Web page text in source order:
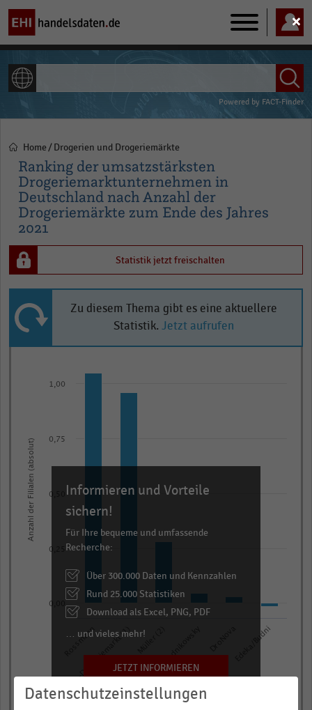
Main
navigation
Powered by FACT-Finder
Pfadnavigation
Home Drogerien und Drogeriemärkte
Ranking der umsatzstärksten
Drogeriemarktunternehmen in
Deutschland nach Anzahl der
Drogeriemärkte zum Ende des Jahres
2021
Statistik jetzt freischalten
Zu diesem Thema gibt es eine aktuellere
Statistik. Jetzt aufrufen
The
chart
has
axis
displaying
categories.
Anzahl der Filialen (absolut)
Rossmann
dm-Drogeriemarkt (1)Müller (2) Budnikowsky Edeka/Budni
0,00
0,25
0,50
0,75
1,00
End
Informieren und Vorteile
sichern!
Für Ihre bequeme und umfassende
Recherche:
Über 300.000 Daten und Kennzahlen
Rund 25.000 Statistiken
Download als Excel, PNG, PDF
… und vieles mehr!
JETZT INFORMIEREN
Datenschutzeinstellungen